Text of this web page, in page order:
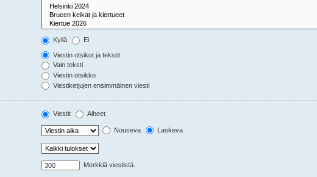
Kyllä Ei
Viestin otsikot ja tekstit
Vain teksti
Viestin otsikko
Viestiketjujen ensimmäinen viesti
Viestit Aiheet
Nouseva Laskeva
Merkkiä viestistä.